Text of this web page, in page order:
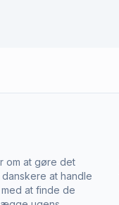
om at gøre det
at handle
at finde de